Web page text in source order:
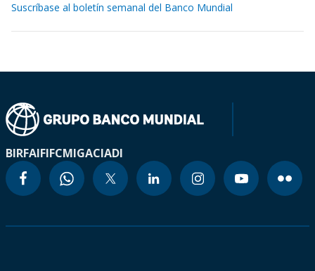
Suscríbase al boletín semanal del Banco Mundial
BIRFAIFIFCMIGACIADI